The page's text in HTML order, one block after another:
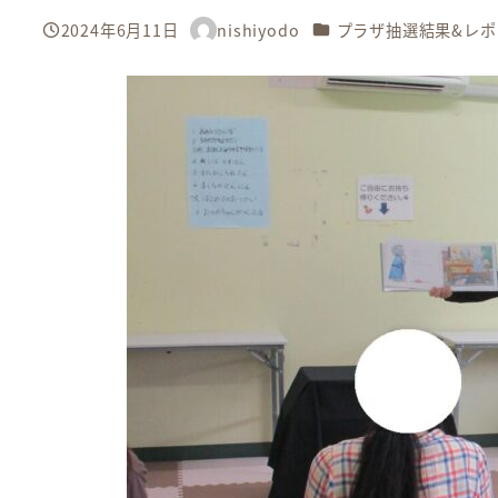
投稿日
2024年6月11日
著
nishiyodo カテゴリー
プラザ抽選結果&レ